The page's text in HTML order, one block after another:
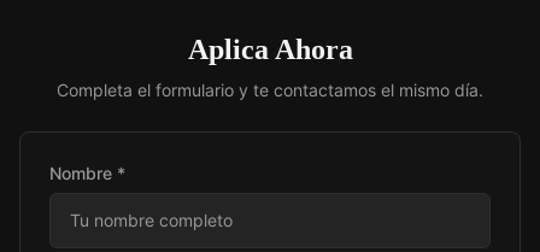
Aplica Ahora
Completa el formulario y te contactamos el mismo día.
Nombre *